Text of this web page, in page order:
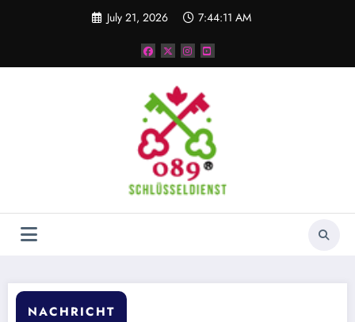
July 21, 2026 7:44:11 AM
NACHRICHT